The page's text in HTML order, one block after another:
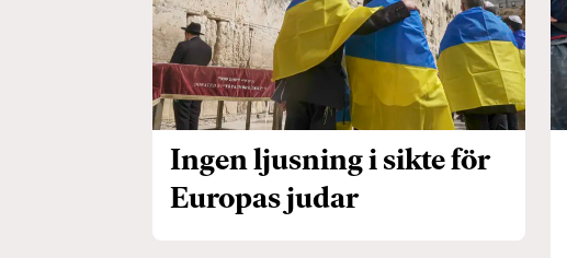
Ingen ljusning i sikte för
Europas judar